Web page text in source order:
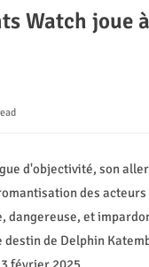
Watch
d'objectivité, son
des
dangereuse, et
de Delphin